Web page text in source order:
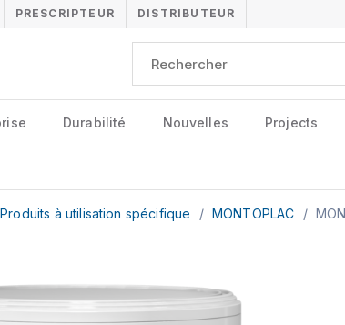
PRESCRIPTEUR DISTRIBUTEUR
Durabilité Nouvelles Projects
Produits à utilisation spécifique / MONTOPLAC /